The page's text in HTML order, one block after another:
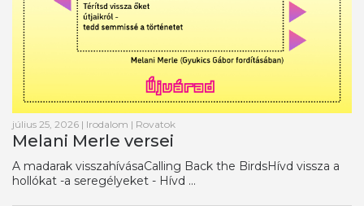
július 25, 2026 | Irodalom | Rovatok
Melani Merle versei
A madarak visszahívásaCalling Back the BirdsHívd vissza a
hollókat -a seregélyeket - Hívd ...